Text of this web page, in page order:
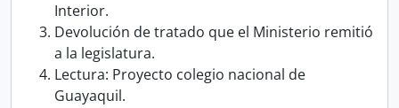
Interior.
Devolución de tratado que el Ministerio remitió
a la legislatura.
Lectura: Proyecto colegio nacional de
Guayaquil.